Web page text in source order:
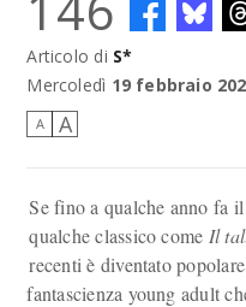
Articolo di S*
Mercoledì 19 febbraio
A A
Se fino a qualche anno fa
qualche classico come Il
recenti è diventato
fantascienza young adult